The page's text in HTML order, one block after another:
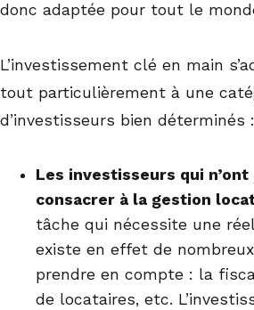
donc adaptée pour tout le
L’investissement clé en main
tout particulièrement à une
d’investisseurs bien déterminés :
Les investisseurs qui n’ont
consacrer à la gestion
tâche qui nécessite une
existe en effet de
prendre en compte : la
de locataires, etc.